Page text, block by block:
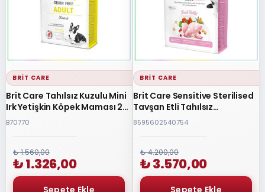
BRIT CARE
Brit Care Tahılsız Kuzulu Mini
Irk Yetişkin Köpek Maması 2
Kg
B70770
₺ 1.560,00
₺ 1.326,00
BRIT CARE
Brit Care Sensitive Sterilised
Tavşan Etli Tahılsız
Kısırlaştırılmış Kedi Maması 7
8595602540754
₺ 4.200,00
₺ 3.570,00